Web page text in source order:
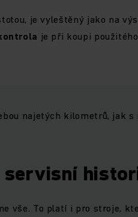
je vyleštěný jako na
je při koupi
najetých kilometrů, jak
servisní
vše. To platí i pro stroje,